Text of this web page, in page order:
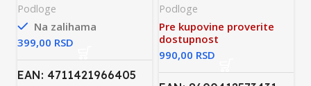
Podloge
Na zalihama
RSD
EAN: 4711421966405
Podloge
Pre kupovine proverite
dostupnost
RSD